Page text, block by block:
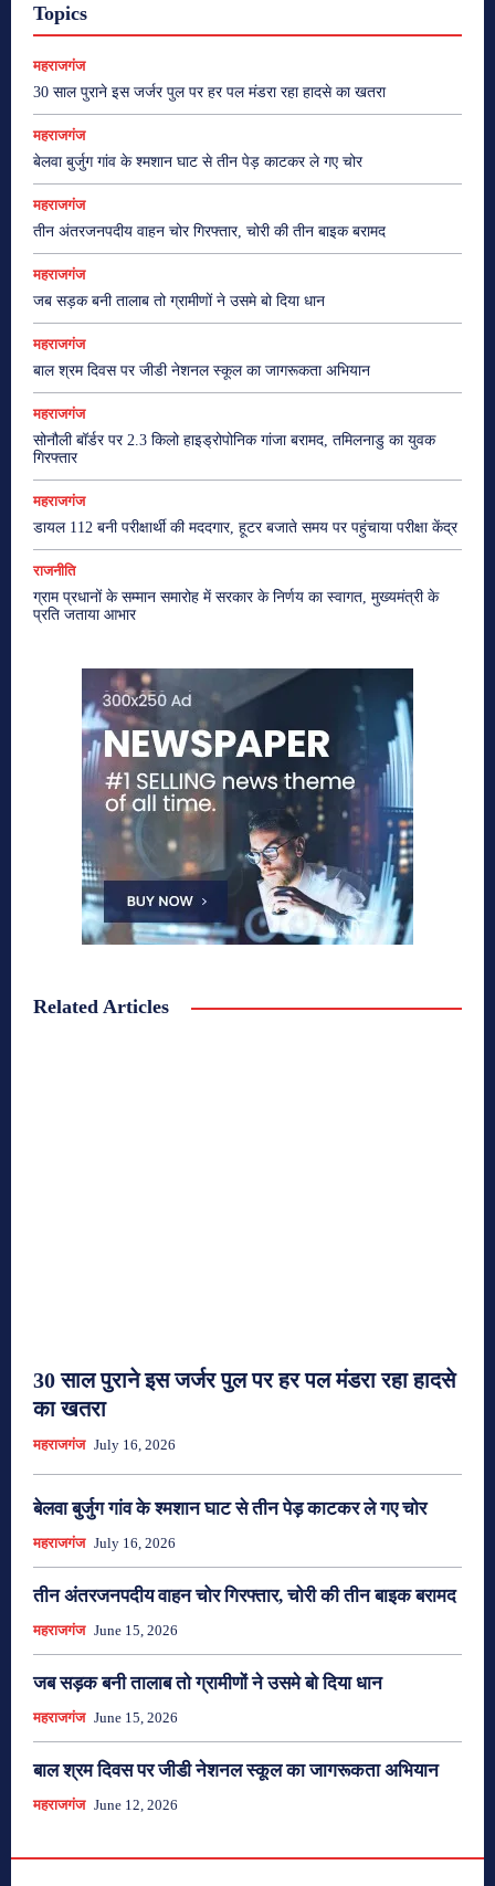
Topics
महराजगंज
30 साल पुराने इस जर्जर पुल पर हर पल मंडरा रहा हादसे का खतरा
महराजगंज
बेलवा बुर्जुग गांव के श्मशान घाट से तीन पेड़ काटकर ले गए चोर
महराजगंज
तीन अंतरजनपदीय वाहन चोर गिरफ्तार, चोरी की तीन बाइक बरामद
महराजगंज
जब सड़क बनी तालाब तो ग्रामीणों ने उसमे बो दिया धान
महराजगंज
बाल श्रम दिवस पर जीडी नेशनल स्कूल का जागरूकता अभियान
महराजगंज
सोनौली बॉर्डर पर 2.3 किलो हाइड्रोपोनिक गांजा बरामद, तमिलनाडु का युवक
गिरफ्तार
महराजगंज
डायल 112 बनी परीक्षार्थी की मददगार, हूटर बजाते समय पर पहुंचाया परीक्षा केंद्र
राजनीति
ग्राम प्रधानों के सम्मान समारोह में सरकार के निर्णय का स्वागत, मुख्यमंत्री के
प्रति जताया आभार
Related Articles
30 साल पुराने इस जर्जर पुल पर हर पल मंडरा रहा हादसे
का खतरा
महराजगंज July 16, 2026
बेलवा बुर्जुग गांव के श्मशान घाट से तीन पेड़ काटकर ले गए चोर
महराजगंज July 16, 2026
तीन अंतरजनपदीय वाहन चोर गिरफ्तार, चोरी की तीन बाइक बरामद
महराजगंज June 15, 2026
जब सड़क बनी तालाब तो ग्रामीणों ने उसमे बो दिया धान
महराजगंज June 15, 2026
बाल श्रम दिवस पर जीडी नेशनल स्कूल का जागरूकता अभियान
महराजगंज June 12, 2026